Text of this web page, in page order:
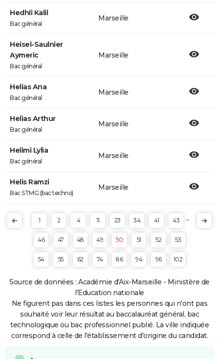
Hedhli Kalil
Bac général
Marseille
Heisel-Saulnier
Aymeric
Bac général
Marseille
Helias Ana
Bac général
Marseille
Helias Arthur
Bac général
Marseille
Helimi Lylia
Bac général
Marseille
Helis Ramzi
Bac STMG (bac techno)
Marseille
1 2 4 11 23 34 41 43 ...
46 47 48 49 50 51 52 53
54 55 62 74 86 94 96 102
Source de données : Académie d'Aix-Marseille - Ministère de
l'Education nationale
Ne figurent pas dans ces listes les personnes qui n'ont pas
souhaité voir leur résultat au baccalauréat général, bac
technologique ou bac professionnel publié. La ville indiquée
correspond à celle de l'établissement d'origine du candidat.